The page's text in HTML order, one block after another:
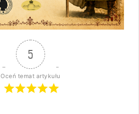
5
Oceń temat artykułu